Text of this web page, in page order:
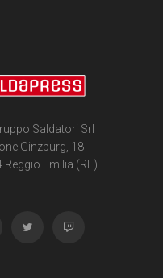
Saldatori Srl
Ginzburg, 18
Reggio Emilia (RE)